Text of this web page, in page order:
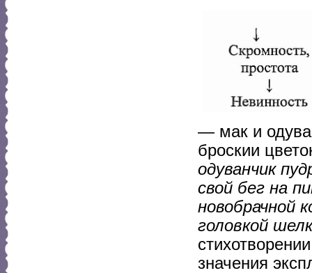
— мак и
броскии
одуванчик
свой бег на
новобрачной
головкой
значения